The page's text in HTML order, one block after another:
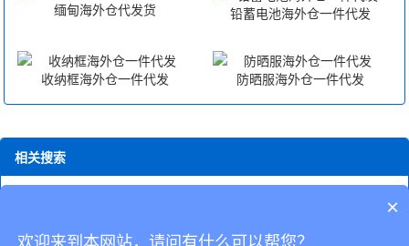
缅甸海外仓代发货 铅蓄电池海外仓一件代发
收纳框海外仓一件代发 防晒服海外仓一件代发
相关搜索
海外仓fba退货
wish海外仓fba中转 ebay海外仓fba中转
×
欢迎来到本网站，请问有什么可以帮您？